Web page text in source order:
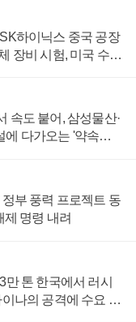
하이닉스 중국 공장
장비 시험, 미국 수출
속도 붙어, 삼성물산·
에 다가오는 '약속의
부 풍력 프로젝트 동
제 명령 내려
만 톤 한국에서 러시
나의 공격에 수요 늘